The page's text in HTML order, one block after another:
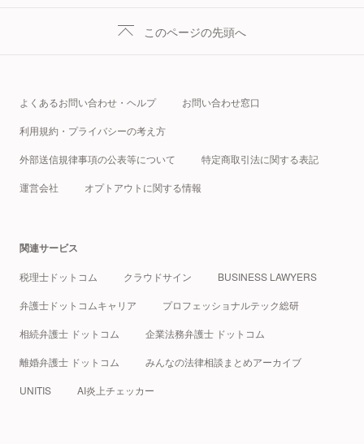
このページの先頭へ
よくあるお問い合わせ・ヘルプ お問い合わせ窓口
利用規約・プライバシーの考え方
外部送信規律事項の公表等について 特定商取引法に関する表記
運営会社 オプトアウトに関する情報
関連サービス
税理士ドットコム クラウドサイン BUSINESS LAWYERS
弁護士ドットコムキャリア プロフェッショナルテック総研
相続弁護士 ドットコム 企業法務弁護士 ドットコム
離婚弁護士 ドットコム みんなの法律相談まとめアーカイブ
UNITIS AI炎上チェッカー